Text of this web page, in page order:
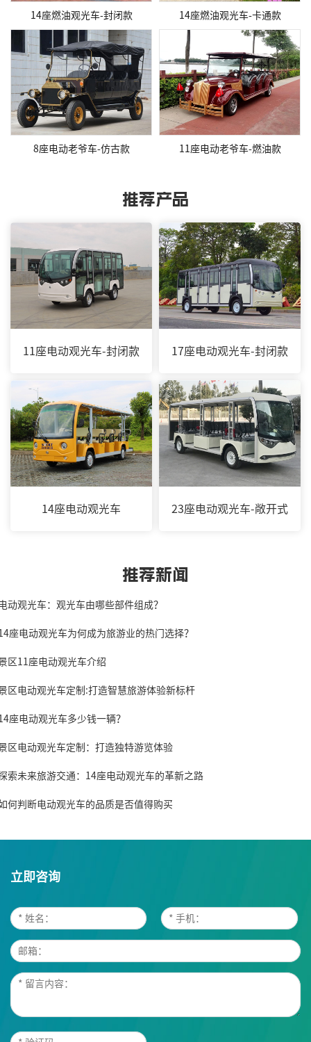
14座燃油观光车-封闭款 14座燃油观光车-卡通款
8座电动老爷车-仿古款 11座电动老爷车-燃油款
推荐产品
11座电动观光车-封闭款 17座电动观光车-封闭款
14座电动观光车 23座电动观光车-敞开式
推荐新闻
动观光车：观光车由哪些部件组成？
座电动观光车为何成为旅游业的热门选择？
区11座电动观光车介绍
区电动观光车定制:打造智慧旅游体验新标杆
座电动观光车多少钱一辆？
区电动观光车定制：打造独特游览体验
索未来旅游交通：14座电动观光车的革新之路
何判断电动观光车的品质是否值得购买
立即咨询